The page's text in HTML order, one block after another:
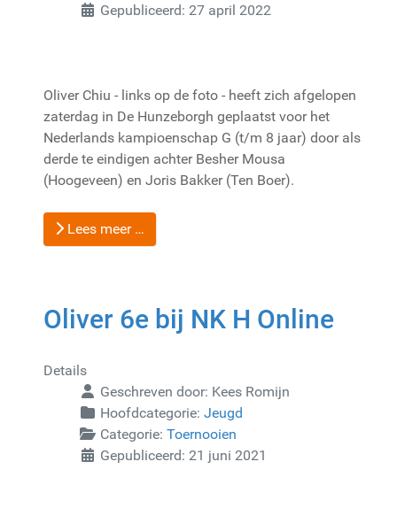
Gepubliceerd: 27 april 2022
Oliver Chiu - links op de foto - heeft zich afgelopen
zaterdag in De Hunzeborgh geplaatst voor het
Nederlands kampioenschap G (t/m 8 jaar) door als
derde te eindigen achter Besher Mousa
(Hoogeveen) en Joris Bakker (Ten Boer).
Lees meer …
Oliver 6e bij NK H Online
Details
Geschreven door: Kees Romijn
Hoofdcategorie: Jeugd
Categorie: Toernooien
Gepubliceerd: 21 juni 2021